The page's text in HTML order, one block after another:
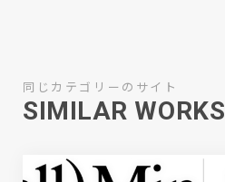
同じカテゴリーのサイト
SIMILAR WORKS